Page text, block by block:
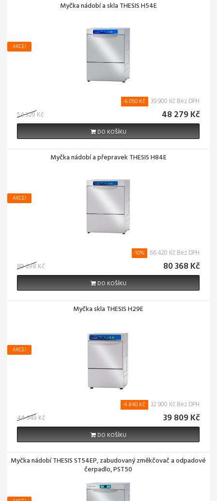
Myčka nádobí a skla THESIS H54E
AKCE!
54 329 Kč
-6 050 Kč 39 900 Kč Bez DPH
48 279 Kč
DO KOŠÍKU
Myčka nádobí a přepravek THESIS H84E
AKCE!
89 298 Kč
-10% 66 420 Kč Bez DPH
80 368 Kč
DO KOŠÍKU
Myčka skla THESIS H29E
AKCE!
44 649 Kč
-4 840 Kč 32 900 Kč Bez DPH
39 809 Kč
DO KOŠÍKU
Myčka nádobí THESIS ST54EP, zabudovaný změkčovač a odpadové
čerpadlo, PST50